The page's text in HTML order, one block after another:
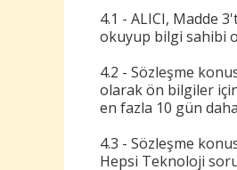
4.1 - ALICI, Madde
okuyup bilgi sahibi
4.2 - Sözleşme
olarak ön bilgiler
en fazla 10 gün
4.3 - Sözleşme
Hepsi Teknoloji